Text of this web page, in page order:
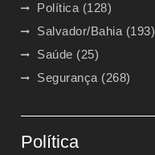
Política(128)
Salvador/Bahia(193)
Saúde (25)
Segurança(268)
Política